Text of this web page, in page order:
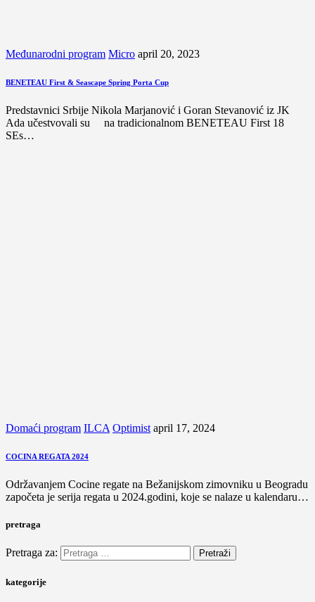
Međunarodni program Micro april 20, 2023
BENETEAU First & Seascape Spring Porta Cup
Predstavnici Srbije Nikola Marjanović i Goran Stevanović iz JK
Ada učestvovali su na tradicionalnom BENETEAU First 18
SEs…
Domaći program ILCA Optimist april 17, 2024
COCINA REGATA 2024
Održavanjem Cocine regate na Bežanijskom zimovniku u Beogradu
započeta je serija regata u 2024.godini, koje se nalaze u kalendaru…
pretraga
Pretraga za:
kategorije